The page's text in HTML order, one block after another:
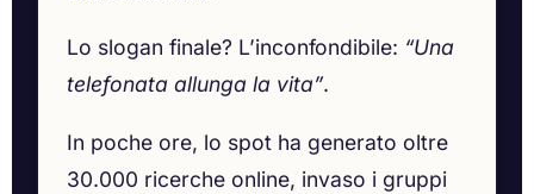
Lo slogan finale? L’inconfondibile: “Una
telefonata allunga la vita”.
In poche ore, lo spot ha generato oltre
30.000 ricerche online, invaso i gruppi